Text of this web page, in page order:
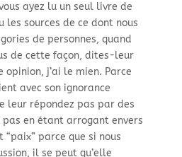
ayez lu un seul livre de
les sources de ce dont nous
de personnes, quand
de cette façon, dites-leur
opinion, j’ai le mien. Parce
avec son ignorance
leur répondez pas par des
pas en étant arrogant envers
parce que si nous
il se peut qu’elle